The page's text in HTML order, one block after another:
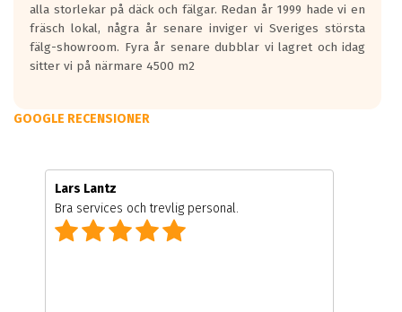
alla storlekar på däck och fälgar. Redan år 1999 hade vi en
fräsch lokal, några år senare inviger vi Sveriges största
fälg-showroom. Fyra år senare dubblar vi lagret och idag
sitter vi på närmare 4500 m2
GOOGLE RECENSIONER
Lars Lantz
Bra services och trevlig personal.